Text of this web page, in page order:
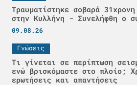
Τραυματίστηκε σοβαρά
στην Κυλλήνη - Συνελήφθη ο
09.08.26
Γνώσεις
Τι γίνεται σε περίπτωση
ενώ βρισκόμαστε στο πλοίο;
ερωτήσεις και απαντήσεις